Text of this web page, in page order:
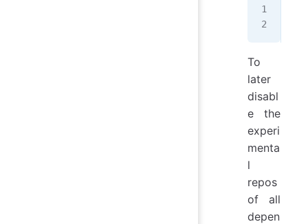
To
later
disabl
e the
experi
menta
l
repos
of all
depen